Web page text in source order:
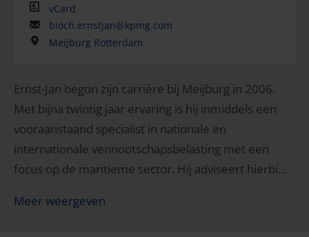
vCard
bioch.ernstjan@kpmg.com
Meijburg Rotterdam
Ernst-Jan begon zijn carrière bij Meijburg in 2006.
Met bijna twintig jaar ervaring is hij inmiddels een
vooraanstaand specialist in nationale en
internationale vennootschapsbelasting met een
focus op de maritieme sector. Hij adviseert hierbi...
Meer weergeven